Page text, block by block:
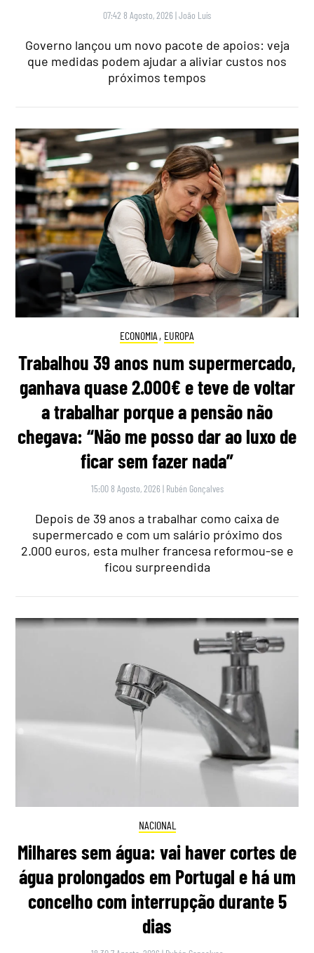
07:42 8 Agosto, 2026 |João Luís
Governo lançou um novo pacote de apoios: veja
que medidas podem ajudar a aliviar custos nos
próximos tempos
ECONOMIA , EUROPA
Trabalhou 39 anos num supermercado,
ganhava quase 2.000€ e teve de voltar
a trabalhar porque a pensão não
chegava: “Não me posso dar ao luxo de
ficar sem fazer nada”
15:00 8 Agosto, 2026 | Rubén Gonçalves
Depois de 39 anos a trabalhar como caixa de
supermercado e com um salário próximo dos
2.000 euros, esta mulher francesa reformou-se e
ficou surpreendida
NACIONAL
Milhares sem água: vai haver cortes de
água prolongados em Portugal e há um
concelho com interrupção durante 5
dias